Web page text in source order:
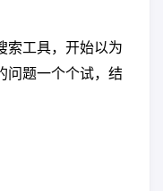
索工具，开始以为
问题一个个试，结